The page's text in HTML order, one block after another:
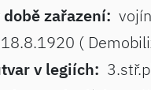
zařazení: vojín
18.8.1920 (
v legiích: